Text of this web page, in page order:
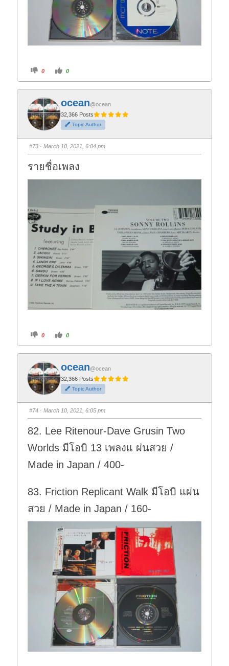
C
i
f
o
r
t
h
u
m
b
d
o
n
.
0
C
i
o
t
h
u
m
b
u
p
0
ocean@ocean
32,366 Posts
Topic Author
#73 · March 10, 2021, 6:04 pm
รายชื่อเพลง
C
i
k
f
o
r
t
h
u
m
d
o
n
.
0
C
i
k
o
r
t
h
u
m
u
p
0
ocean@ocean
32,366 Posts
Topic Author
#74 · March 10, 2021, 6:05 pm
82. Lee Ritenour-Dave Grusin Two
Worlds มีโอบิ 13 เพลงแ ผ่นสวย /
Made in Japan / 400-
83. Friction Replicant Walk มีโอบิ แผ่น
สวย / Made in Japan / 160-